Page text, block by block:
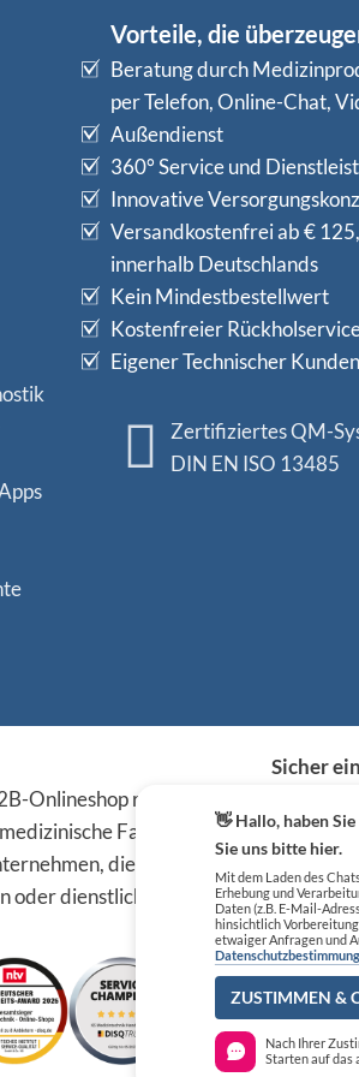
Vorteile, die
Beratung durch
per Telefon, Online-Chat,
Außendienst
360° Service und
Innovative
Versandkostenfrei ab €
innerhalb Deutschlands
Kein Mindestbestellwert
Kostenfreier
Eigener Technischer
Zertifiziertes QM-
DIN EN ISO 13485
Onlineshop richten sich
Fachkreise,
die die
oder dienstlichen Tätigkeit
Sicher
👋 Hallo, haben
Sie uns bitte hier.
Mit dem Laden des
Erhebung und
Daten (z.B. E-Mail-
hinsichtlich
etwaiger Anfragen und
ZUSTIMMEN &
Nach Ihrer
Starten auf das